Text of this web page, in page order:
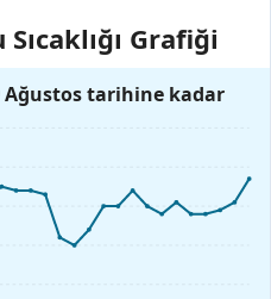
Grafiği
tarihine kadar